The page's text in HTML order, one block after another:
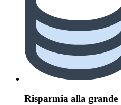
Risparmia alla grande